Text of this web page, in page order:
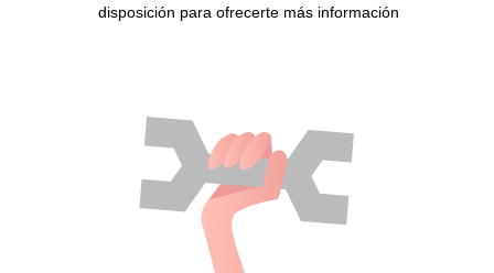
disposición para ofrecerte más información